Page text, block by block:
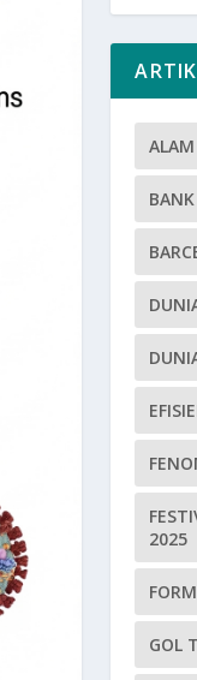
ALAM
2025
GOL